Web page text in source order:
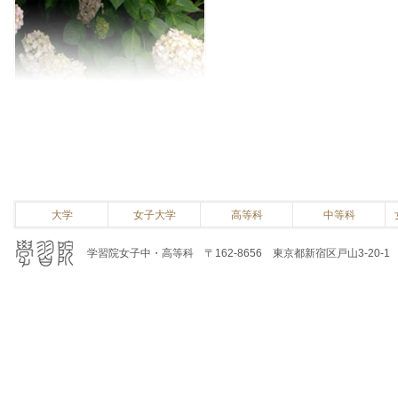
大学 女子大学 高等科 中等科
学習院女子中・高等科 〒162-8656 東京都新宿区戸山3-20-